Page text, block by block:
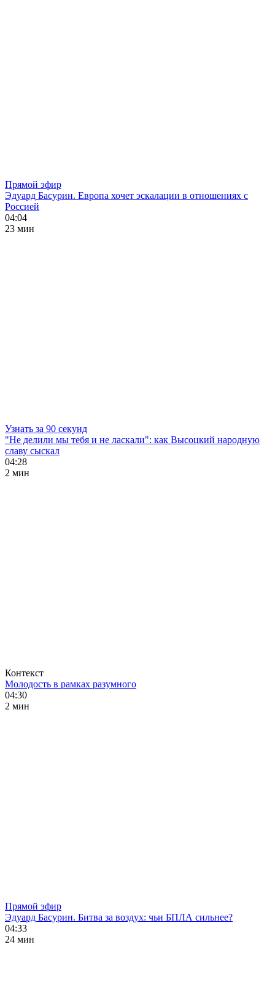
Прямой эфир
Эдуард Басурин. Европа хочет эскалации в отношениях с
Россией
04:04
23 мин
Узнать за 90 секунд
"Не делили мы тебя и не ласкали": как Высоцкий народную
славу сыскал
04:28
2 мин
Контекст
Молодость в рамках разумного
04:30
2 мин
Прямой эфир
Эдуард Басурин. Битва за воздух: чьи БПЛА сильнее?
04:33
24 мин